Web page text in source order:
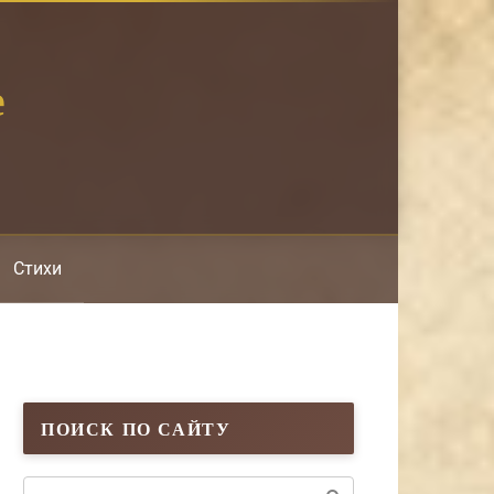
Стихи
ПОИСК ПО САЙТУ